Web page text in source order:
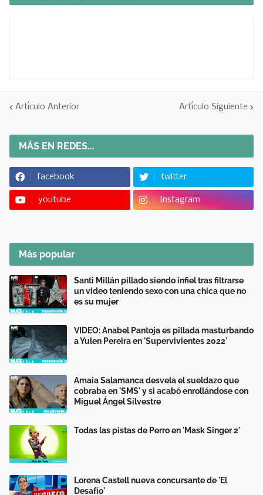
Artículo Anterior Artículo Siguiente
MÁS EN REDES...
facebook twitter
youtube Instagram
Más popular
Santi Millán pillado siendo infiel tras filtrarse
un video teniendo sexo con una chica que no
es su mujer
VIDEO: Anabel Pantoja es pillada masturbando
a Yulen Pereira en 'Supervivientes 2022'
Amaia Salamanca desvela el sueldazo que
cobraba en 'SMS' y si acabó enrollándose con
Miguel Ángel Silvestre
Todas las pistas de Perro en 'Mask Singer 2'
Lorena Castell nueva concursante de 'El
Desafío'